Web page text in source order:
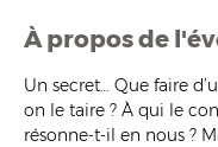
À propos de
Un secret… Que faire
on le taire ? À qui le
résonne-t-il en nous ?